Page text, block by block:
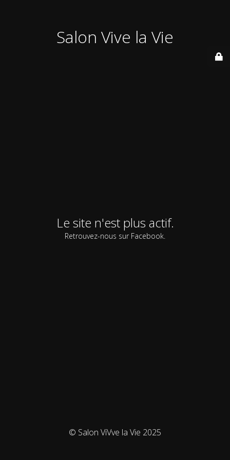
Salon Vive la Vie
Le site n'est plus actif.
Retrouvez-nous sur Facebook.
© Salon ViVve la Vie 2025